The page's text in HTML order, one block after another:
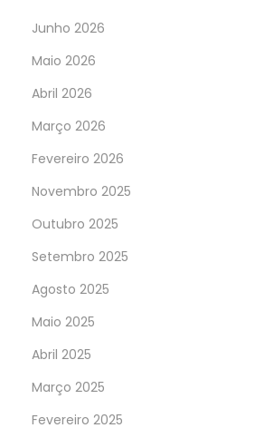
Junho 2026
Maio 2026
Abril 2026
Março 2026
Fevereiro 2026
Novembro 2025
Outubro 2025
Setembro 2025
Agosto 2025
Maio 2025
Abril 2025
Março 2025
Fevereiro 2025